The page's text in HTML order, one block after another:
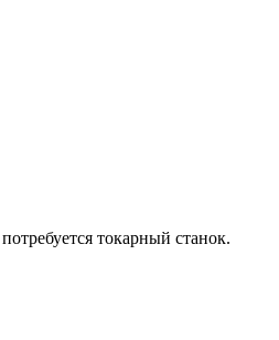
токарный станок.